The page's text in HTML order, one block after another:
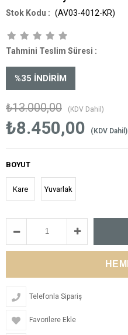
(AV03-4012-KR)
Tahmini Teslim Süresi :
%35 İNDIRIM
₺13.000,00 (KDV Dahil)
₺8.450,00 (KDV Dahil)
BOYUT
Kare Yuvarlak
Telefonla Sipariş
Favorilere Ekle